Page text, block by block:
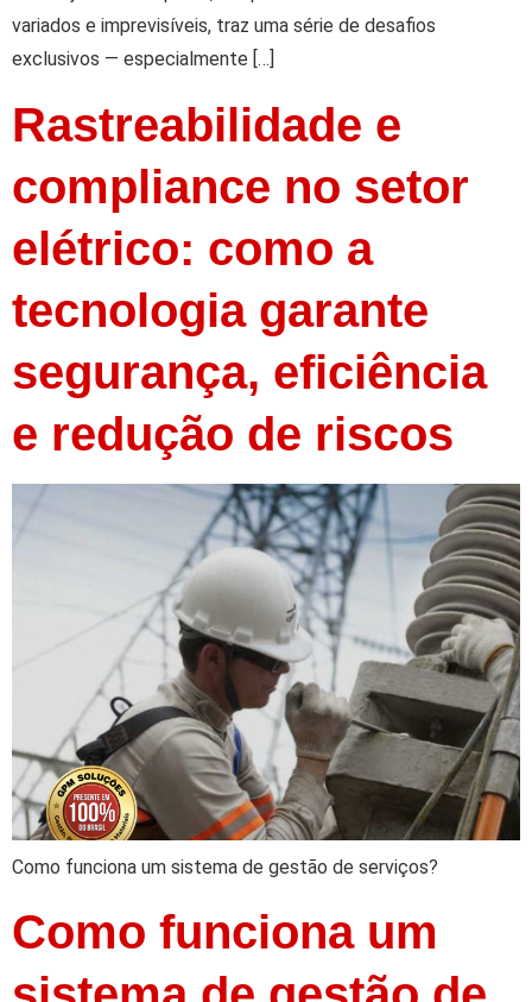
variados e imprevisíveis, traz uma série de desafios
exclusivos — especialmente […]
Rastreabilidade e
compliance no setor
elétrico: como a
tecnologia garante
segurança, eficiência
e redução de riscos
Como funciona um sistema de gestão de serviços?
Como funciona um